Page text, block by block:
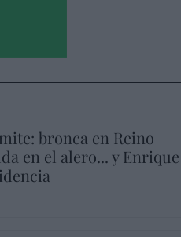
bronca en Reino
en el alero... y Enrique